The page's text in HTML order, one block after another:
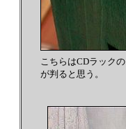
こちらはCDラック
が判ると思う。